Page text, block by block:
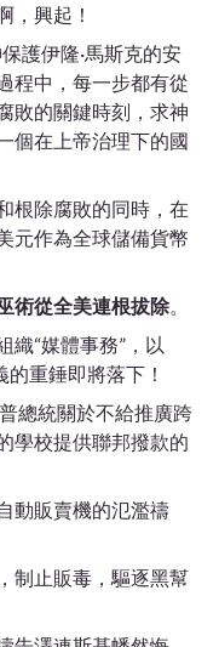
，興起！
保護伊隆·馬斯克的安
程中，每一步都有從
敗的關鍵時刻，求神
個在上帝治理下的國
根除腐敗的同時，在
元作為全球儲備貨幣
術從全美連根拔除。
織“媒體事務”，以
的重錘即將落下！
總統關於不給推廣跨
學校提供聯邦撥款的
動販賣機的氾濫禱
制止販毒，驅逐黑幫